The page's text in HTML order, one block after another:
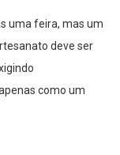
uma feira, mas um
deve ser
como um